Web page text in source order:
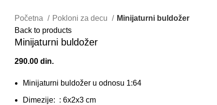
Početna
Pokloni za decu
Minijaturni buldožer
Back to products
Minijaturni buldožer
290.00 din.
Minijaturni buldožer u odnosu 1:64
Dimezije: : 6x2x3 cm